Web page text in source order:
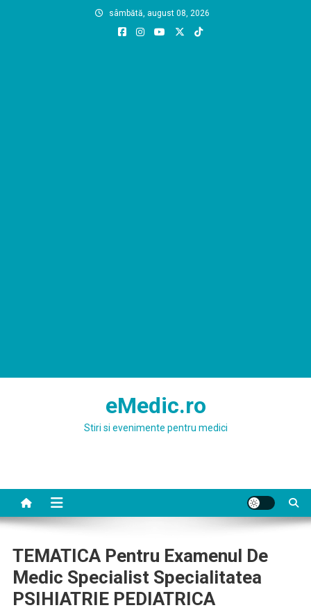
sâmbătă, august 08, 2026
eMedic.ro
Stiri si evenimente pentru medici
TEMATICA Pentru Examenul De
Medic Specialist Specialitatea
PSIHIATRIE PEDIATRICA